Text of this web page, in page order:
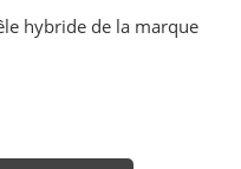
hybride de la marque